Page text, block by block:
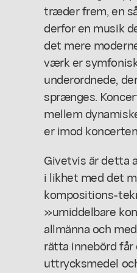
træder frem, en
derfor en musik
det mere
værk er
underordnede,
sprænges.
mellem
er imod
Givetvis är detta
i likhet med det
kompositions-
»umiddelbare
allmänna och
rätta innebörd får
uttrycksmedel